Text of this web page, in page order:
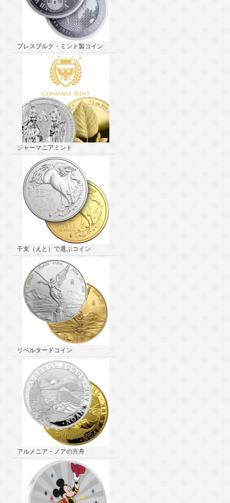
プレスブルク・ミント製コイン
ジャーマニアミント
干支（えと）で選ぶコイン
リベルタードコイン
アルメニア・ノアの方舟